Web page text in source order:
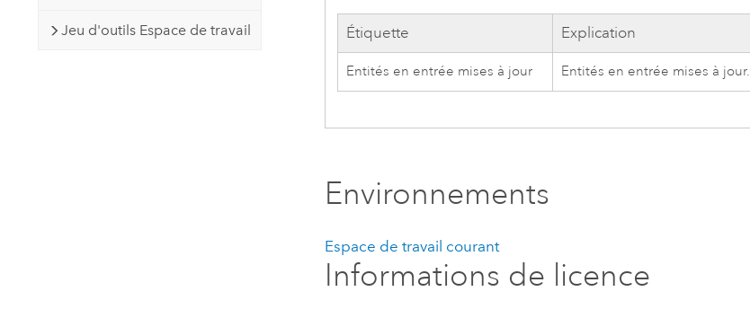
Jeu d'outils Espace de travail Étiquette Explication
Entités en entrée mises à jour Entités en entrée mises à jour.
Environnements
Espace de travail courant
Informations de licence